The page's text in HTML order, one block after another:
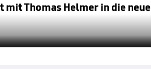
mit Thomas Helmer in die neue